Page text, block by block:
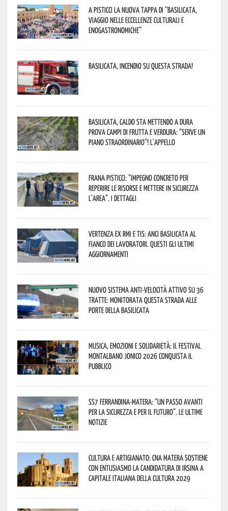
A Pisticci la nuova tappa di “Basilicata,
viaggio nelle eccellenze culturali e
enogastronomiche”
Basilicata, incendio su questa strada!
Basilicata, caldo sta mettendo a dura
prova campi di frutta e verdura: “Serve un
piano straordinario”! L’appello
Frana Pisticci: “Impegno concreto per
reperire le risorse e mettere in sicurezza
l’area”. I dettagli
Vertenza ex RMI e TIS: ANCI Basilicata al
fianco dei lavoratori. Questi gli ultimi
aggiornamenti
Nuovo sistema anti-velocità attivo su 36
tratte: monitorata questa strada alle
porte della Basilicata
Musica, emozioni e solidarietà: il Festival
Montalbano Jonico 2026 conquista il
pubblico
SS7 Ferrandina-Matera: “Un passo avanti
per la sicurezza e per il futuro”. Le ultime
notizie
Cultura e Artigianato: CNA Matera sostiene
con entusiasmo la candidatura di Irsina a
Capitale Italiana della Cultura 2029